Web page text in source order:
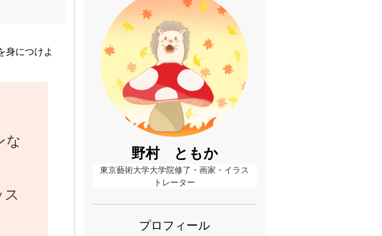
身につけよ
な
野村 ともか
東京藝術大学大学院修了・画家・イラス
トレーター
プロフィール